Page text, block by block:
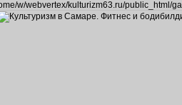
w/webvertex/kulturizm63.ru/public_html/